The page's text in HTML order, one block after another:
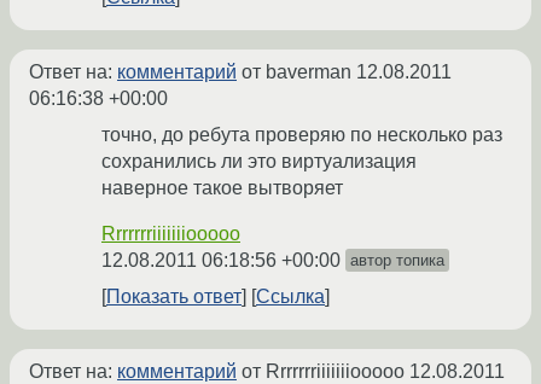
Ответ на: комментарий от baverman 12.08.2011
06:16:38 +00:00
точно, до ребута проверяю по несколько раз
сохранились ли это виртуализация
наверное такое вытворяет
Rrrrrrriiiiiiiooooo
12.08.2011 06:18:56 +00:00 автор топика
Показать ответ Ссылка
Ответ на: комментарий от Rrrrrrriiiiiiiooooo 12.08.2011